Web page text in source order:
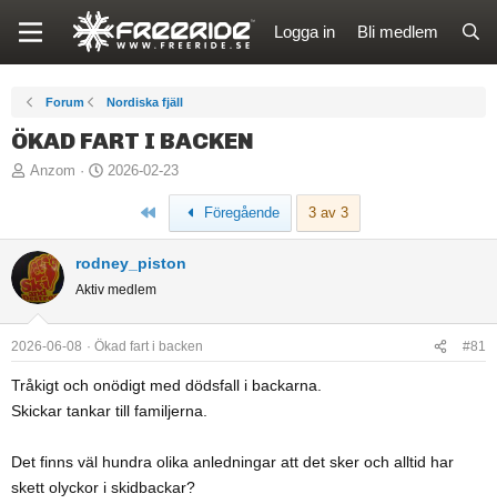
Logga in Bli medlem
Forum Nordiska fjäll
ÖKAD FART I BACKEN
T
d
s
t
a
r
t
a
r
Anzom
S
r
t
d
t
u
m
2026-02-23
Först Föregående 3 av 3
rodney_piston
Aktiv medlem
2026-06-08 Ökad fart i backen #81
Tråkigt och onödigt med dödsfall i backarna.
Skickar tankar till familjerna.
Det finns väl hundra olika anledningar att det sker och alltid har
skett olyckor i skidbackar?